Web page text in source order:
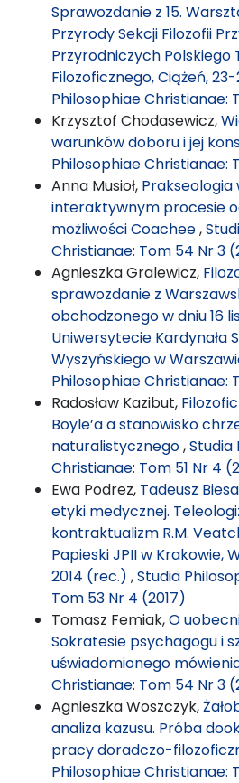
Sprawozdanie z 15.
Przyrody Sekcji Filozofii
Przyrodniczych Polskiego
Filozoficznego, Ciążeń, 23-
Philosophiae Christianae:
Krzysztof Chodasewicz,
warunków doboru i jej
Philosophiae Christianae:
Anna Musioł, Prakseologia
interaktywnym procesie
możliwości Coachee,
Christianae: Tom 54 Nr 3
Agnieszka Gralewicz,
sprawozdanie z
obchodzonego w dniu 16
Uniwersytecie Kardynała
Wyszyńskiego w
Philosophiae Christianae:
Radosław Kazibut,
Boyle’a a stanowisko
naturalistycznego,Studia
Christianae: Tom 51 Nr 4
Ewa Podrez, Tadeusz
etyki medycznej.
kontraktualizm R.M.
Papieski JPII w Krakowie,
2014 (rec.) ,Studia
Tom 53 Nr 4 (2017)
Tomasz Femiak,O
Sokratesie psychagogu i
uświadomionego
Christianae: Tom 54 Nr 3
Agnieszka Woszczyk,
analiza kazusu. Próba
pracy doradczo-
Philosophiae Christianae: